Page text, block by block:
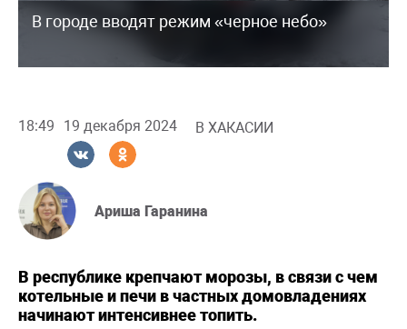
В городе вводят режим «черное небо»
18:49 19 декабря 2024 В ХАКАСИИ
Ариша Гаранина
В республике крепчают морозы, в связи с чем
котельные и печи в частных домовладениях
начинают интенсивнее топить.